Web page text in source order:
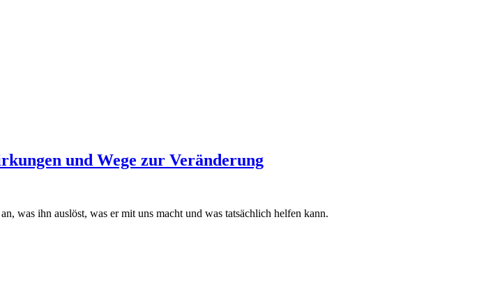
und Wege zur Veränderung
was ihn auslöst, was er mit uns macht und was tatsächlich helfen kann.